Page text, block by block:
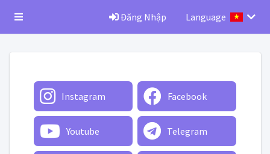
Đăng Nhập Language
Instagram Facebook
Youtube Telegram